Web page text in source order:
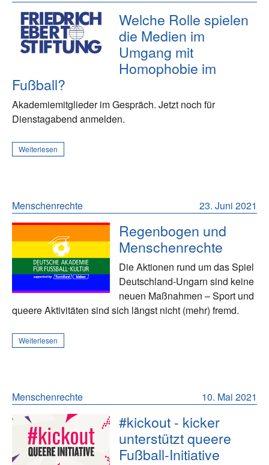
Welche Rolle spielen
die Medien im
Umgang mit
Homophobie im
Fußball?
Akademiemitglieder im Gespräch. Jetzt noch für
Dienstagabend anmelden.
Weiterlesen
23. Juni 2021
Menschenrechte
Regenbogen und
Menschenrechte
Die Aktionen rund um das Spiel
Deutschland-Ungarn sind keine
neuen Maßnahmen – Sport und
queere Aktivitäten sind sich längst nicht (mehr) fremd.
Weiterlesen
10. Mai 2021
Menschenrechte
#kickout - kicker
unterstützt queere
Fußball-Initiative